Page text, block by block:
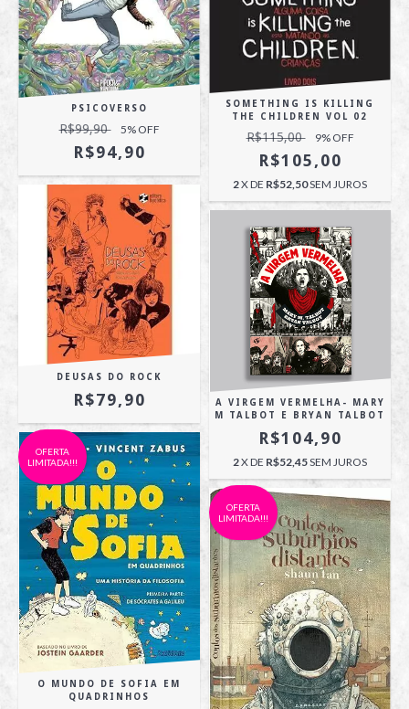
PSICOVERSO
R$99,90 5% OFF
R$94,90
SOMETHING IS KILLING
THE CHILDREN VOL 02
R$115,00 9% OFF
R$105,00
2X DE R$52,50SEM JUROS
DEUSAS DO ROCK
R$79,90
A VIRGEM VERMELHA- MARY
M TALBOT E BRYAN TALBOT
R$104,90
2X DE R$52,45SEM JUROS
OFERTA
LIMITADA!!!
O MUNDO DE SOFIA EM
QUADRINHOS
OFERTA
LIMITADA!!!